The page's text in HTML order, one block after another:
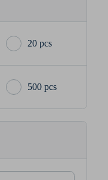
20 pcs
500 pcs